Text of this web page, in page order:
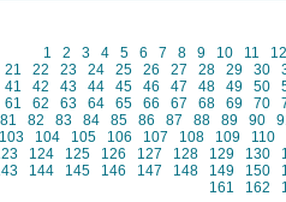
1 2 3 4 5 6 7 8 9 10 11 12
21
22 23 24 25 26 27 28 29 30
41
42 43 44 45 46 47 48 49 50
61
62 63 64 65 66 67 68 69 70
81
82 83 84 85 86 87 88 89 90
103 104 105 106 107 108 109 110
124 125 126 127 128 129 130
144 145 146 147 148 149 150
161
162